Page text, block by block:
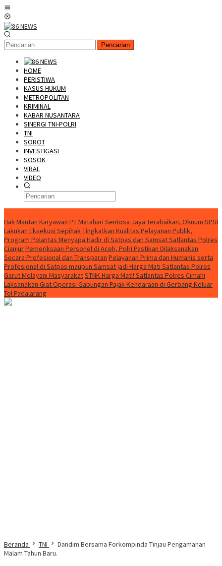
Loncat
ke
konten
Pencarian
HOME
PERISTIWA
KASUS HUKUM
METROPOLITAN
KRIMINAL
KABAR NUSANTARA
SINERGI TNI-POLRI
TNI
SOROT
INVESTIGASI
SOSOK
VIRAL
VIDEO
Hak Mantan Karyawan PT Matahari Sentosa Jaya Terabaikan, Oknum SPSI
Lakukan Eksekusi SepihakTingkatkan Kualitas Pelayanan Publik,
Program Polantas Menyapa Hadir di Satpas dan Samsat Satlantas Polres
CianjurPemeriksaan Personel di Aceh, Polri Pastikan Dilaksanakan
Secara Profesional dan Transparan Pelayanan Prima dan Humanis serta
Profesional di Satpas maupun Samsat jadi Harga Mati Satlantas Polres
Garut Melayani MasyarakatSTNK Harga Mati! Satlantas Polres Cimahi
Laksanakan Giat Operasi Gabungan Pajak Kendaraan di Gerbang Keluar
Tol Padalarang
Beranda TNI
Dandim Bersama Forkompinda Tinjau Pengamanan
Malam Tahun Baru.